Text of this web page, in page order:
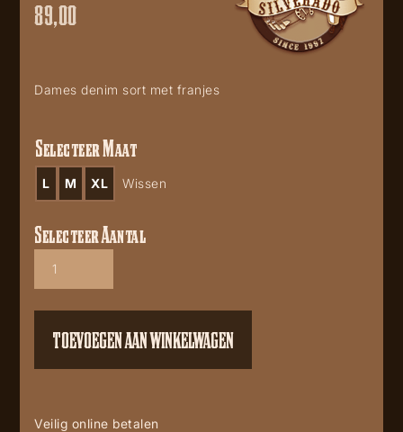
89,00
Dames denim sort met franjes
Selecteer Maat
L M XL Wissen
Star
Selecteer Aantal
TOEVOEGEN AAN WINKELWAGEN
Veilig online betalen